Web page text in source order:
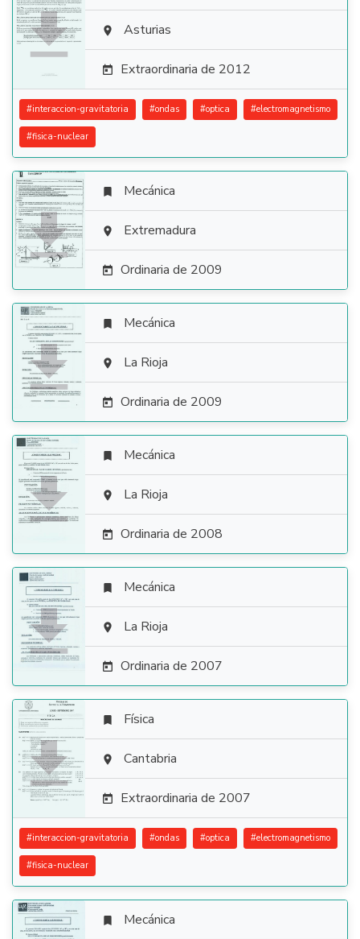
  Asturias
 Extraordinaria de 2012
#interaccion-gravitatoria #ondas #optica #electromagnetismo
#fisica-nuclear

 Mecánica
 Extremadura
 Ordinaria de 2009

 Mecánica
 La Rioja
 Ordinaria de 2009

 Mecánica
 La Rioja
 Ordinaria de 2008

 Mecánica
 La Rioja
 Ordinaria de 2007

 Física
 Cantabria
 Extraordinaria de 2007
#interaccion-gravitatoria #ondas #optica #electromagnetismo
#fisica-nuclear
 Mecánica